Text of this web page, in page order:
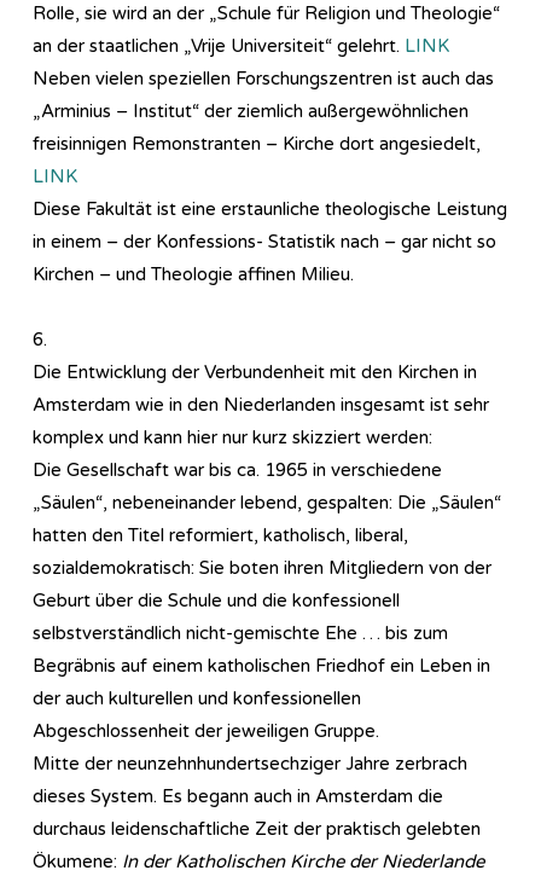
Rolle, sie wird an der „Schule für Religion und Theologie“
an der staatlichen „Vrije Universiteit“ gelehrt. LINK
Neben vielen speziellen Forschungszentren ist auch das
„Arminius – Institut“ der ziemlich außergewöhnlichen
freisinnigen Remonstranten – Kirche dort angesiedelt,
LINK
Diese Fakultät ist eine erstaunliche theologische Leistung
in einem – der Konfessions- Statistik nach – gar nicht so
Kirchen – und Theologie affinen Milieu.
6.
Die Entwicklung der Verbundenheit mit den Kirchen in
Amsterdam wie in den Niederlanden insgesamt ist sehr
komplex und kann hier nur kurz skizziert werden:
Die Gesellschaft war bis ca. 1965 in verschiedene
„Säulen“, nebeneinander lebend, gespalten: Die „Säulen“
hatten den Titel reformiert, katholisch, liberal,
sozialdemokratisch: Sie boten ihren Mitgliedern von der
Geburt über die Schule und die konfessionell
selbstverständlich nicht-gemischte Ehe … bis zum
Begräbnis auf einem katholischen Friedhof ein Leben in
der auch kulturellen und konfessionellen
Abgeschlossenheit der jeweiligen Gruppe.
Mitte der neunzehnhundertsechziger Jahre zerbrach
dieses System. Es begann auch in Amsterdam die
durchaus leidenschaftliche Zeit der praktisch gelebten
Ökumene: In der Katholischen Kirche der Niederlande